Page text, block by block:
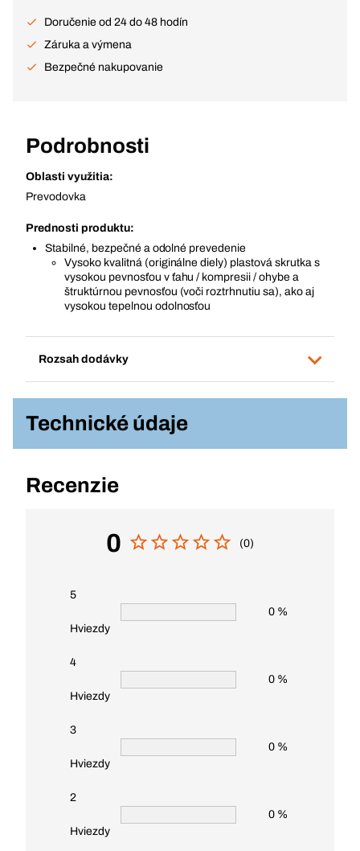
Doručenie od 24 do 48 hodín
Záruka a výmena
Bezpečné nakupovanie
Podrobnosti
Oblasti využitia:
Prevodovka
Prednosti produktu:
Stabilné, bezpečné a odolné prevedenie
Vysoko kvalitná (originálne diely) plastová skrutka s
vysokou pevnosťou v ťahu / kompresii / ohybe a
štruktúrnou pevnosťou (voči roztrhnutiu sa), ako aj
vysokou tepelnou odolnosťou
Rozsah dodávky
Technické údaje
Recenzie
0 (0)
5
Hviezdy
0 %
4
Hviezdy
0 %
3
Hviezdy
0 %
2
Hviezdy
0 %